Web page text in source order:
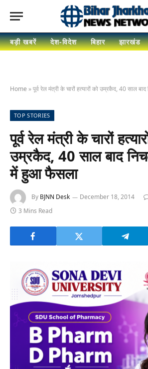
बड़ी खबरें देश-विदेश बिहार झारखंड
Home »पूर्व रेल मंत्री के चारों हत्‍यारों को उम्रकैद, 40 साल
TOP STORIES
पूर्व रेल मंत्री के चारों
उम्रकैद, 40 साल बाद
में हुआ फैसला
By BJNN Desk December 18, 2014
3 Mins Read